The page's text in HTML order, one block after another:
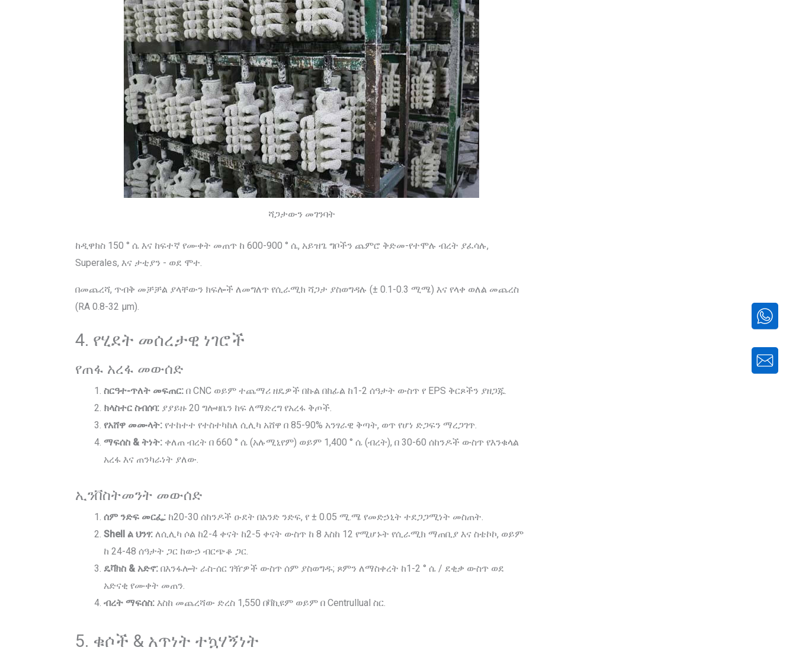
ሻጋታውን መገንባት
ከዲዋክስ 150 ° ሴ እና ከፍተኛ የሙቀት መጠጥ ከ 600-900 ° ሴ, አይዝጌ ግቦችን ጨምሮ ቅድመ-የተሞሉ ብረት ያፈሳሉ,
Superales, እና ታቲያን - ወደ ሞተ.
በመጨረሻ, ጥብቅ መቻቻል ያላቸውን ክፍሎች ለመግለጥ የሲራሚክ ሻጋታ ያስወግዳሉ (± 0.1-0.3 ሚሜ) እና የላቀ ወለል መጨረስ
(RA 0.8-32 μm).
4. የሂደት መሰረታዊ ነገሮች
የጠፋ አረፋ መውሰድ
ስርዓተ-ጥለት መፍጠር:በ CNC ወይም ተጨማሪ ዘዴዎች በኩል በከፊል ከ1-2 ሰዓታት ውስጥ የ EPS ቅርጾችን ያዘጋጁ.
ክላስተር ስብሰባ:ያያይዙ 20 ግሎዛቤን ከፍ ለማድረግ የአረፋ ቅጦች.
የአሸዋ መሙላት:የተከተተ የተስተካከለ ሲሊካ አሸዋ በ 85-90% አንፃራዊ ቅጣት, ወጥ የሆነ ድጋፍን ማረጋገጥ.
ማፍሰስ & ትነት:ቀለጠ ብረት በ 660 ° ሴ (አሉሚኒየም) ወይም 1,400 ° ሴ (ብረት), በ 30-60 ሰከንዶች ውስጥ የእንቁላል
አረፋ እና ጠንካራነት ያለው.
ኢንቨስትመንት መውሰድ
ሰም ንድፍ መርፌ:ከ20-30 ሰከንዶች ዑደት በአንድ ንድፍ, የ ± 0.05 ሚ.ሜ የመድኃኒት ተደጋጋሚነት መስጠት.
Shell ል ህንፃ:ለሲሊካ ሶል ከ2-4 ቀናት ከ2-5 ቀናት ውስጥ ከ 8 እስከ 12 የሚሆኑት የሲራሚክ ማጠቢያ እና ስቴኮኮ, ወይም
ከ 24-48 ሰዓታት ጋር ከውኃ ብርጭቆ ጋር.
ዴቫክስ & አድኖ:በእንፋሎት ራስ-ሰር ገዥዎች ውስጥ ሰም ያስወግዱ; ጾምን ለማስቀረት ከ1-2 ° ሴ / ደቂቃ ውስጥ ወደ
አድናቂ የሙቀት መጠን.
ብረት ማፍሰስ:እስከ መጨረሻው ድረስ 1,550 በቫኪዩም ወይም በ Centrullual ስር.
5. ቁሶች & አጥነት ተኳሃኝነት